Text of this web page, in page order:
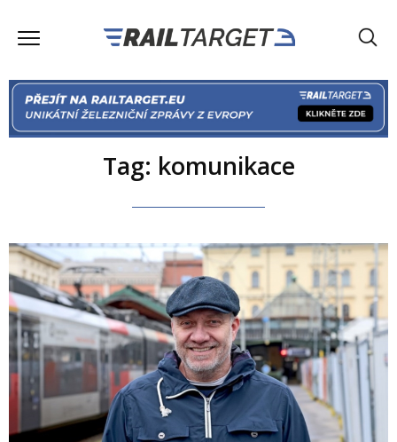
Tag: komunikace